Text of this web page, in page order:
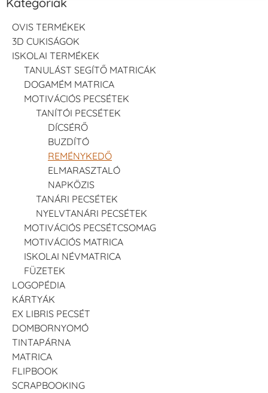
OVIS TERMÉKEK
3D CUKISÁGOK
ISKOLAI TERMÉKEK
TANULÁST SEGÍTŐ MATRICÁK
DOGAMÉM MATRICA
MOTIVÁCIÓS PECSÉTEK
TANÍTÓI PECSÉTEK
DÍCSÉRŐ
BUZDÍTÓ
REMÉNYKEDŐ
ELMARASZTALÓ
NAPKÖZIS
TANÁRI PECSÉTEK
NYELVTANÁRI PECSÉTEK
MOTIVÁCIÓS PECSÉTCSOMAG
MOTIVÁCIÓS MATRICA
ISKOLAI NÉVMATRICA
FÜZETEK
LOGOPÉDIA
KÁRTYÁK
EX LIBRIS PECSÉT
DOMBORNYOMÓ
TINTAPÁRNA
MATRICA
FLIPBOOK
SCRAPBOOKING